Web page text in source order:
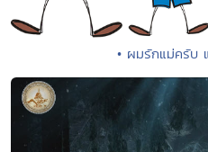
• ผมรักแม่ครับ